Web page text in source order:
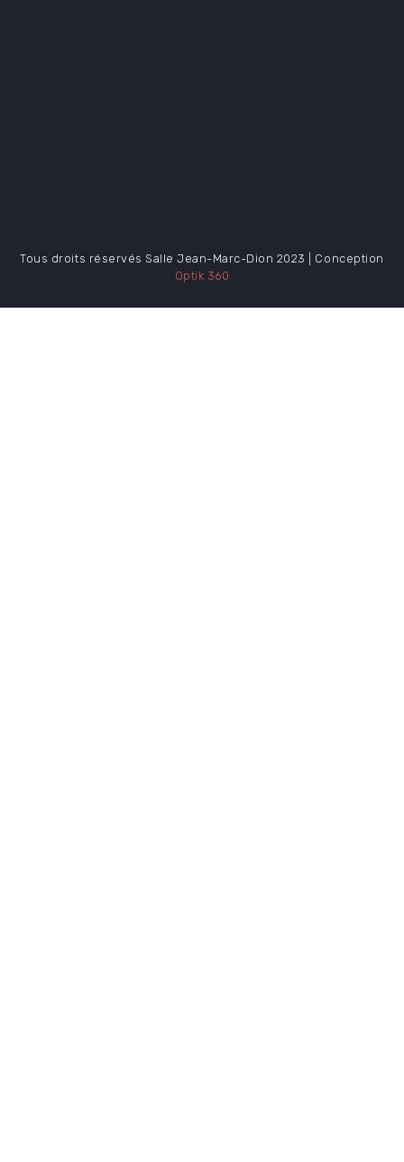
Tous droits réservés Salle Jean-Marc-Dion 2023 | Conception
Optik 360